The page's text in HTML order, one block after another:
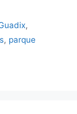
,
, parque